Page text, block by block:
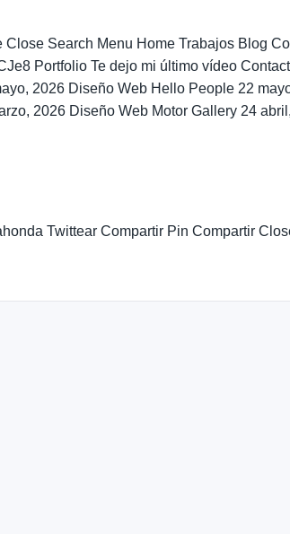
Search Menu Home Trabajos Blog
Portfolio Te dejo mi último vídeo
2026 Diseño Web Hello People 22
2026 Diseño Web Motor Gallery 24
Twittear Compartir Pin Compartir